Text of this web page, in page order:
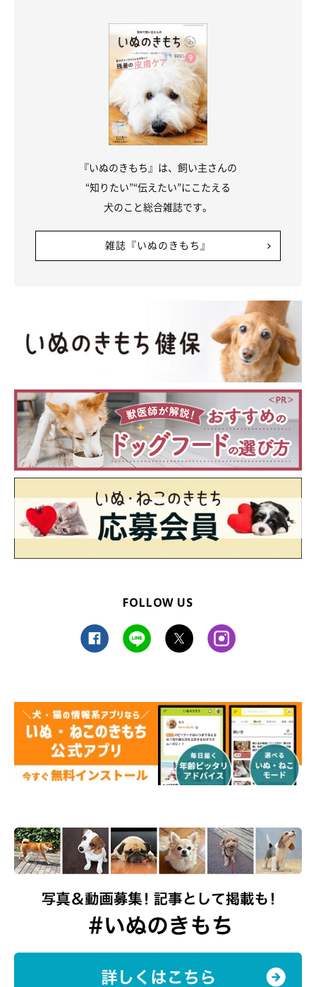
『いぬのきもち』は、飼い主さんの
“知りたい”“伝えたい”にこたえる
犬のこと総合雑誌です。
雑誌『いぬのきもち』
FOLLOW US